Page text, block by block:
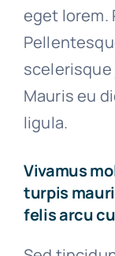
eget lorem.
Mauris eu
ligula.
Vivamus
turpis
felis arcu